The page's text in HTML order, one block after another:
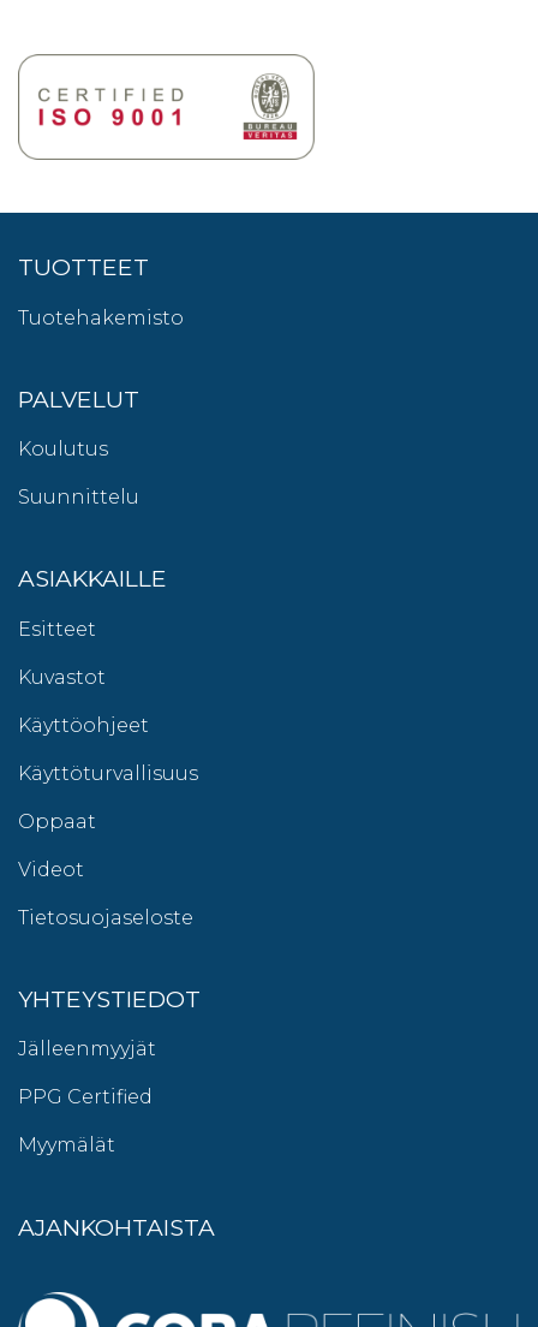
TUOTTEET
Tuotehakemisto
PALVELUT
Koulutus
Suunnittelu
ASIAKKAILLE
Esitteet
Kuvastot
Käyttöohjeet
Käyttöturvallisuus
Oppaat
Videot
Tietosuojaseloste
YHTEYSTIEDOT
Jälleenmyyjät
PPG Certified
Myymälät
AJANKOHTAISTA